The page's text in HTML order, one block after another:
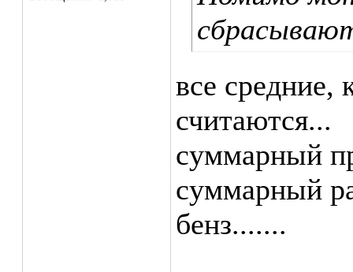
все средние,
считаются...
суммарный
суммарный
бенз.......